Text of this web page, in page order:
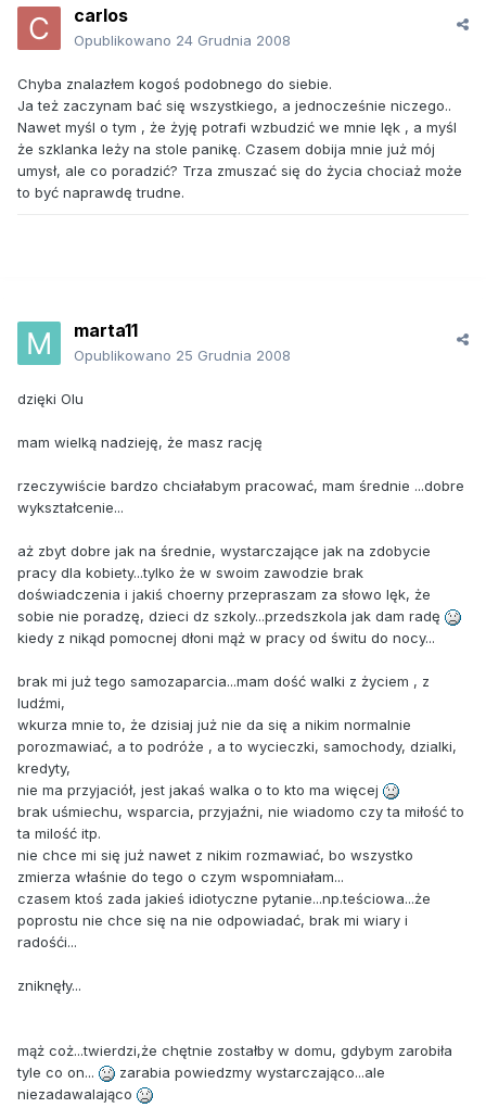
carlos
Opublikowano 24 Grudnia 2008
Chyba znalazłem kogoś podobnego do siebie.
Ja też zaczynam bać się wszystkiego, a jednocześnie niczego..
Nawet myśl o tym , że żyję potrafi wzbudzić we mnie lęk , a myśl
że szklanka leży na stole panikę. Czasem dobija mnie już mój
umysł, ale co poradzić? Trza zmuszać się do życia chociaż może
to być naprawdę trudne.
marta11
Opublikowano 25 Grudnia 2008
dzięki Olu
mam wielką nadzieję, że masz rację
rzeczywiście bardzo chciałabym pracować, mam średnie ...dobre
wykształcenie...
aż zbyt dobre jak na średnie, wystarczające jak na zdobycie
pracy dla kobiety...tylko że w swoim zawodzie brak
doświadczenia i jakiś choerny przepraszam za słowo lęk, że
sobie nie poradzę, dzieci dz szkoly...przedszkola jak dam radę
kiedy z nikąd pomocnej dłoni mąż w pracy od świtu do nocy...
brak mi już tego samozaparcia...mam dość walki z życiem , z
ludźmi,
wkurza mnie to, że dzisiaj już nie da się a nikim normalnie
porozmawiać, a to podróże , a to wycieczki, samochody, dzialki,
kredyty,
nie ma przyjaciół, jest jakaś walka o to kto ma więcej
brak uśmiechu, wsparcia, przyjaźni, nie wiadomo czy ta miłość to
ta milość itp.
nie chce mi się już nawet z nikim rozmawiać, bo wszystko
zmierza właśnie do tego o czym wspomniałam...
czasem ktoś zada jakieś idiotyczne pytanie...np.teściowa...że
poprostu nie chce się na nie odpowiadać, brak mi wiary i
radośći...
zniknęły...
mąż coż...twierdzi,że chętnie zostałby w domu, gdybym zarobiła
tyle co on...
zarabia powiedzmy wystarczająco...ale
niezadawalająco